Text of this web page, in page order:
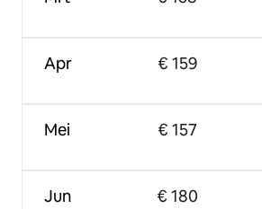
Apr
Mei
Jun
€ 159
€ 157
€ 180